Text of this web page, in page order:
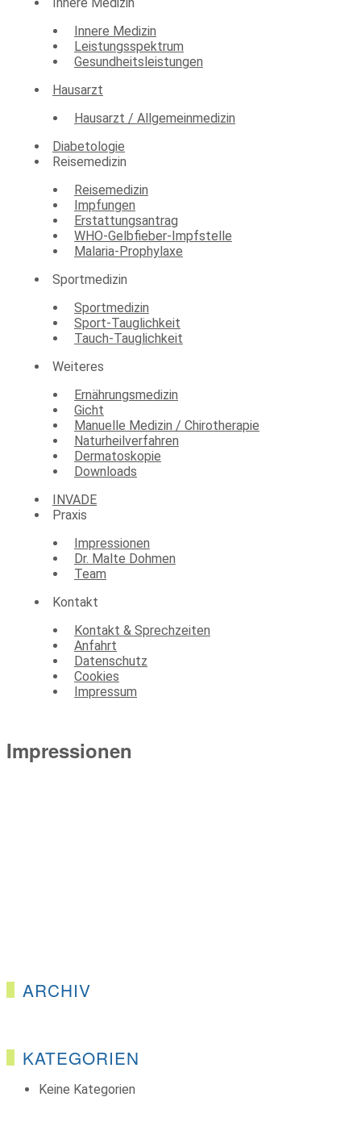
Innere Medizin
Leistungsspektrum
Gesundheitsleistungen
Hausarzt
Hausarzt / Allgemeinmedizin
Diabetologie
Reisemedizin
Reisemedizin
Impfungen
Erstattungsantrag
WHO-Gelbfieber-Impfstelle
Malaria-Prophylaxe
Sportmedizin
Sportmedizin
Sport-Tauglichkeit
Tauch-Tauglichkeit
Weiteres
Ernährungsmedizin
Gicht
Manuelle Medizin / Chirotherapie
Naturheilverfahren
Dermatoskopie
Downloads
INVADE
Praxis
Impressionen
Dr. Malte Dohmen
Team
Kontakt
Kontakt & Sprechzeiten
Anfahrt
Datenschutz
Cookies
Impressum
Impressionen
ARCHIV
KATEGORIEN
Keine Kategorien